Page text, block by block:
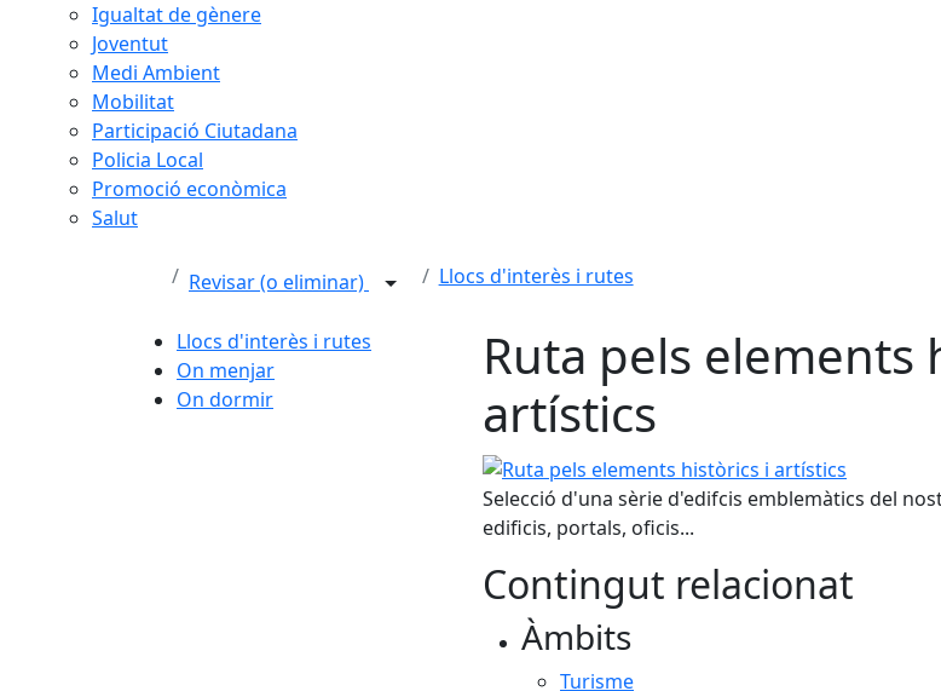
Igualtat de gènere
Joventut
Medi Ambient
Mobilitat
Participació Ciutadana
Policia Local
Promoció econòmica
Salut
Revisar (o eliminar) Llocs d'interès i rutes
Llocs d'interès i rutes
On menjar
On dormir
Ruta pels elements
artístics
Ruta pels elements històrics i artístics
Selecció d'una sèrie d'edifcis emblemàtics del
edificis, portals, oficis...
Contingut relacionat
Àmbits
Turisme